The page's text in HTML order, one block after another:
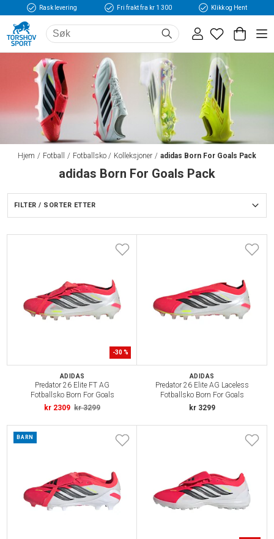
Rask levering Fri frakt fra kr 1 300 Klikk og Hent
Hjem Fotball Fotballsko Kolleksjoner adidas Born For Goals Pack
adidas Born For Goals Pack
FILTER / SORTER ETTER
-30 %
ADIDAS
Predator 26 Elite FT AG
Fotballsko Born For Goals
kr 2309 kr 3299
ADIDAS
Predator 26 Elite AG Laceless
Fotballsko Born For Goals
kr 3299
BARN